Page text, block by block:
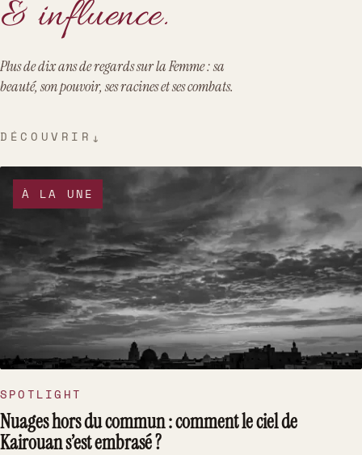
& influence.
Plus de dix ans de regards sur la Femme : sa
beauté, son pouvoir, ses racines et ses combats.
DÉCOUVRIR ↓
À LA UNE
SPOTLIGHT
Nuages hors du commun : comment le ciel de
Kairouan s’est embrasé ?